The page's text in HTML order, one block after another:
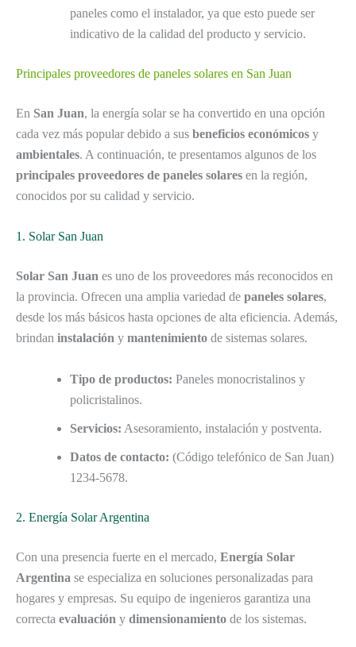
paneles como el instalador, ya que esto puede ser
indicativo de la calidad del producto y servicio.
Principales proveedores de paneles solares en San Juan
En San Juan, la energía solar se ha convertido en una opción
cada vez más popular debido a sus beneficios económicos y
ambientales. A continuación, te presentamos algunos de los
principales proveedores de paneles solares en la región,
conocidos por su calidad y servicio.
1. Solar San Juan
Solar San Juan es uno de los proveedores más reconocidos en
la provincia. Ofrecen una amplia variedad de paneles solares,
desde los más básicos hasta opciones de alta eficiencia. Además,
brindan instalación y mantenimiento de sistemas solares.
Tipo de productos: Paneles monocristalinos y
policristalinos.
Servicios: Asesoramiento, instalación y postventa.
Datos de contacto: (Código telefónico de San Juan)
1234-5678.
2. Energía Solar Argentina
Con una presencia fuerte en el mercado, Energía Solar
Argentina se especializa en soluciones personalizadas para
hogares y empresas. Su equipo de ingenieros garantiza una
correcta evaluación y dimensionamiento de los sistemas.